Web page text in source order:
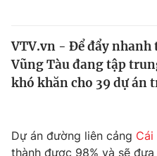
Thế giới
Thế giới đó đây
Tài chính
Dữ liệu và đời sống
VTV.vn - Để đẩy nhanh
Vũng Tàu đang tập
khó khăn cho 39 dự án
Dự án đường liên cảng Cái
thành được 98% và sẽ